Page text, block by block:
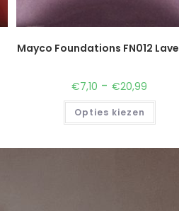
Mayco Foundations FN012
€7,10 - €20,99
Opties kiezen